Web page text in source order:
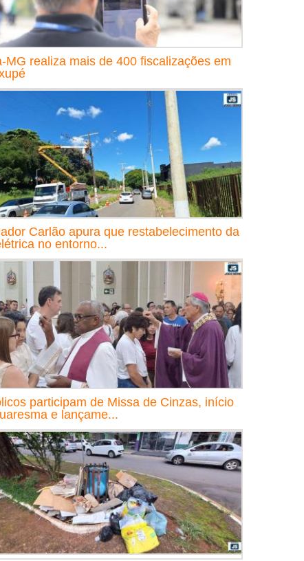
MG realiza mais de 400 fiscalizações em
Carlão apura que restabelecimento da
no entorno...
participam de Missa de Cinzas, início
e lançame...